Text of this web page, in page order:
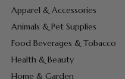
Apparel & Accessories
Animals & Pet Supplies
Food Beverages & Tobacco
Health & Beauty
Home & Garden